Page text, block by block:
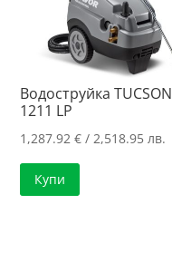
Водоструйка TUCSON
1211 LP
1,287.92€ / 2,518.95 лв.
Купи